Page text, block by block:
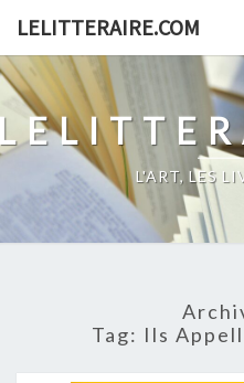
content
LELITTERAIRE.COM
L'ART, LES
Tag: Ils